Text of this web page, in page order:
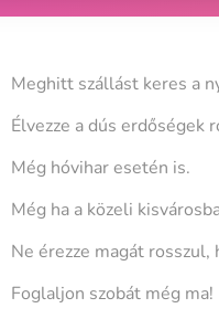
Meghitt szállást keres a
Élvezze a dús
Még hóvihar esetén is.
Még ha a közeli
Ne érezze magát rosszul,
Foglaljon szobát még ma!